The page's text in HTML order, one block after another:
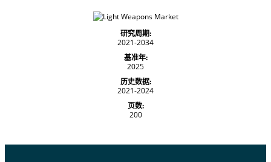
研究周期:
2021-2034
基准年:
2025
历史数据:
2021-2024
页数:
200